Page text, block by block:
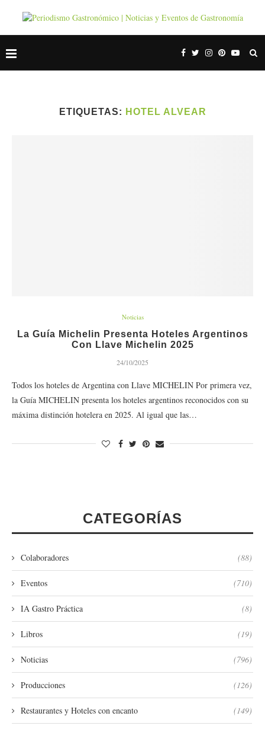
ETIQUETAS: HOTEL ALVEAR
Noticias
La Guía Michelin Presenta Hoteles Argentinos
Con Llave Michelin 2025
24/10/2025
Todos los hoteles de Argentina con Llave MICHELIN Por primera vez,
la Guía MICHELIN presenta los hoteles argentinos reconocidos con su
máxima distinción hotelera en 2025. Al igual que las…
CATEGORÍAS
Colaboradores (88)
Eventos (710)
IA Gastro Práctica (8)
Libros (19)
Noticias (796)
Producciones (126)
Restaurantes y Hoteles con encanto (149)